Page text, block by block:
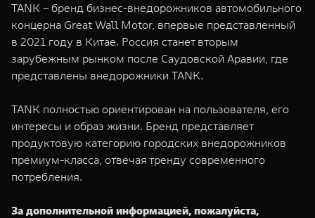
WEY 80
Масштаб возможностей
от 6 449 000 ₽
WEY 80 Лаундж
Масштаб возможностей
от 8 099 000 ₽
TANK – бренд бизнес-внедорожников автомобильного
концерна Great Wall Motor, впервые представленный
в 2021 году в Китае. Россия станет вторым
зарубежным рынком после Саудовской Аравии, где
представлены внедорожники TANK.
TANK полностью ориентирован на пользователя, его
интересы и образ жизни. Бренд представляет
продуктовую категорию городских внедорожников
премиум-класса, отвечая тренду современного
потребления.
За дополнительной информацией, пожалуйста,